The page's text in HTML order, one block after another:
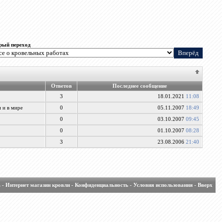
переход
Ответов
Последнее сообщение
3
18.01.2021 11:08
и в мире 0 05.11.2007 18:49
0 03.10.200709:45
0 01.10.200708:28
3 23.08.200621:40
- Интернет магазин кровли- Конфиденциальность- Условия использования- Вверх